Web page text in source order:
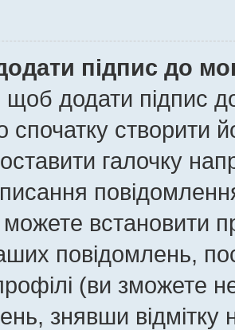
підпис до
щоб додати підпис
спочатку створити
галочку
встановити
повідомлень,
(ви зможете
знявши відмітку